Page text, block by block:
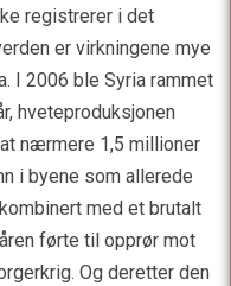
registrerer i det
er virkningene mye
I 2006 ble Syria rammet
hveteproduksjonen
nærmere 1,5 millioner
i byene som allerede
med et brutalt
førte til opprør mot
Og deretter den